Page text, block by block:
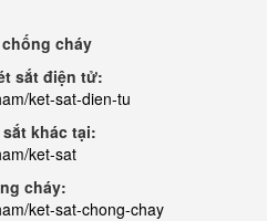
cháy
sắt điện tử:
ket-sat-dien-tu
khác tại:
ket-sat
cháy:
ket-sat-chong-chay